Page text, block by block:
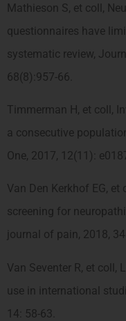
Mathieson S, et coll,
questionnaires have
systematic review,
68(8):957-66.
Timmerman H, et coll,
a consecutive
One, 2017, 12(11):
Van Den Kerkhof EG,
screening for
journal of pain, 2018,
Van Seventer R, et
use in international
14: 58-63.